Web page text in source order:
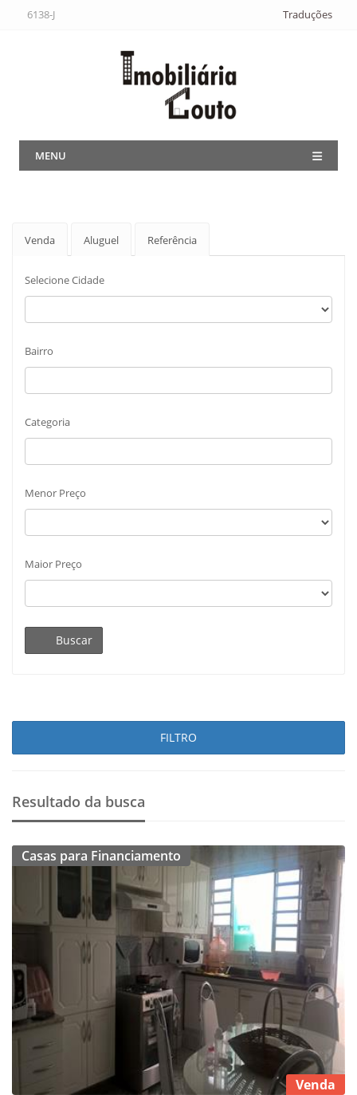
6138-J Traduções
MENU
Venda Aluguel Referência
Selecione Cidade
Bairro
Categoria
Menor Preço
Maior Preço
Buscar
FILTRO
Resultado da busca
Casas para Financiamento
Venda